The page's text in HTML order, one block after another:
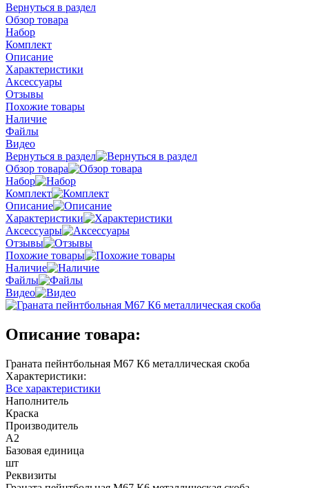
Вернуться в раздел
Обзор товара
Набор
Комплект
Описание
Характеристики
Аксессуары
Отзывы
Похожие товары
Наличие
Файлы
Видео
Вернуться в раздел
Обзор товара
Набор
Комплект
Описание
Характеристики
Аксессуары
Отзывы
Похожие товары
Наличие
Файлы
Видео
Описание товара:
Граната пейнтбольная М67 К6 металлическая скоба
Характеристики:
Все характеристики
Наполнитель
Краска
Производитель
A2
Базовая единица
шт
Реквизиты